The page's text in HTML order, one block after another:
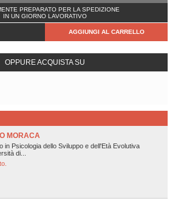
PREPARATO PER LA SPEDIZIONE
IN UN GIORNO LAVORATIVO
AGGIUNGI AL CARRELLO
OPPURE ACQUISTA SU
MORACA
in Psicologia dello Sviluppo e dell'Età Evolutiva
di...